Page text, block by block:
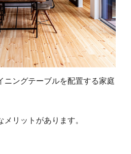
ニングテーブルを配置する家庭
リットがあります。